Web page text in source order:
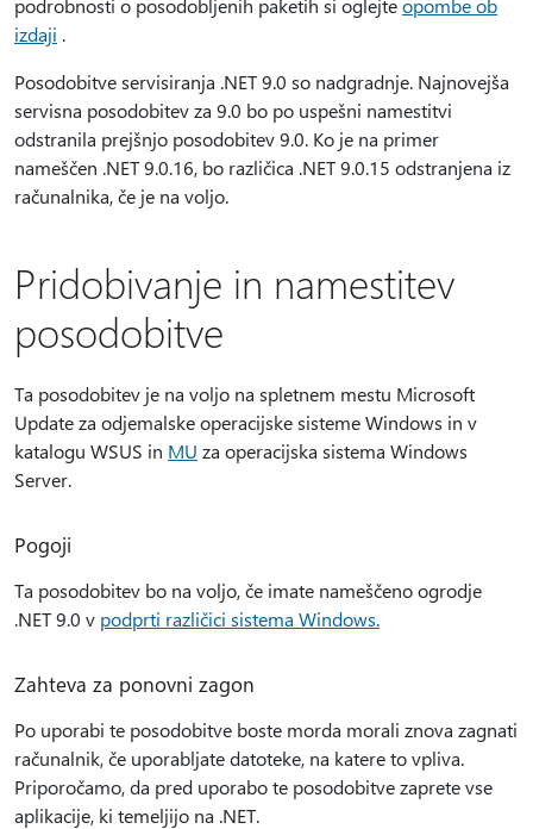
podrobnosti o posodobljenih paketih si oglejteopombe ob
izdaji .
Posodobitve servisiranja .NET 9.0 so nadgradnje. Najnovejša
servisna posodobitev za 9.0 bo po uspešni namestitvi
odstranila prejšnjo posodobitev 9.0. Ko je na primer
nameščen .NET 9.0.16, bo različica .NET 9.0.15 odstranjena iz
računalnika, če je na voljo.
Pridobivanje in namestitev
posodobitve
Ta posodobitev je na voljo na spletnem mestu Microsoft
Update za odjemalske operacijske sisteme Windows in v
katalogu WSUS in MU za operacijska sistema Windows
Server.
Pogoji
Ta posodobitev bo na voljo, če imate nameščeno ogrodje
.NET 9.0 v podprti različici sistema Windows.
Zahteva za ponovni zagon
Po uporabi te posodobitve boste morda morali znova zagnati
računalnik, če uporabljate datoteke, na katere to vpliva.
Priporočamo, da pred uporabo te posodobitve zaprete vse
aplikacije, ki temeljijo na .NET.